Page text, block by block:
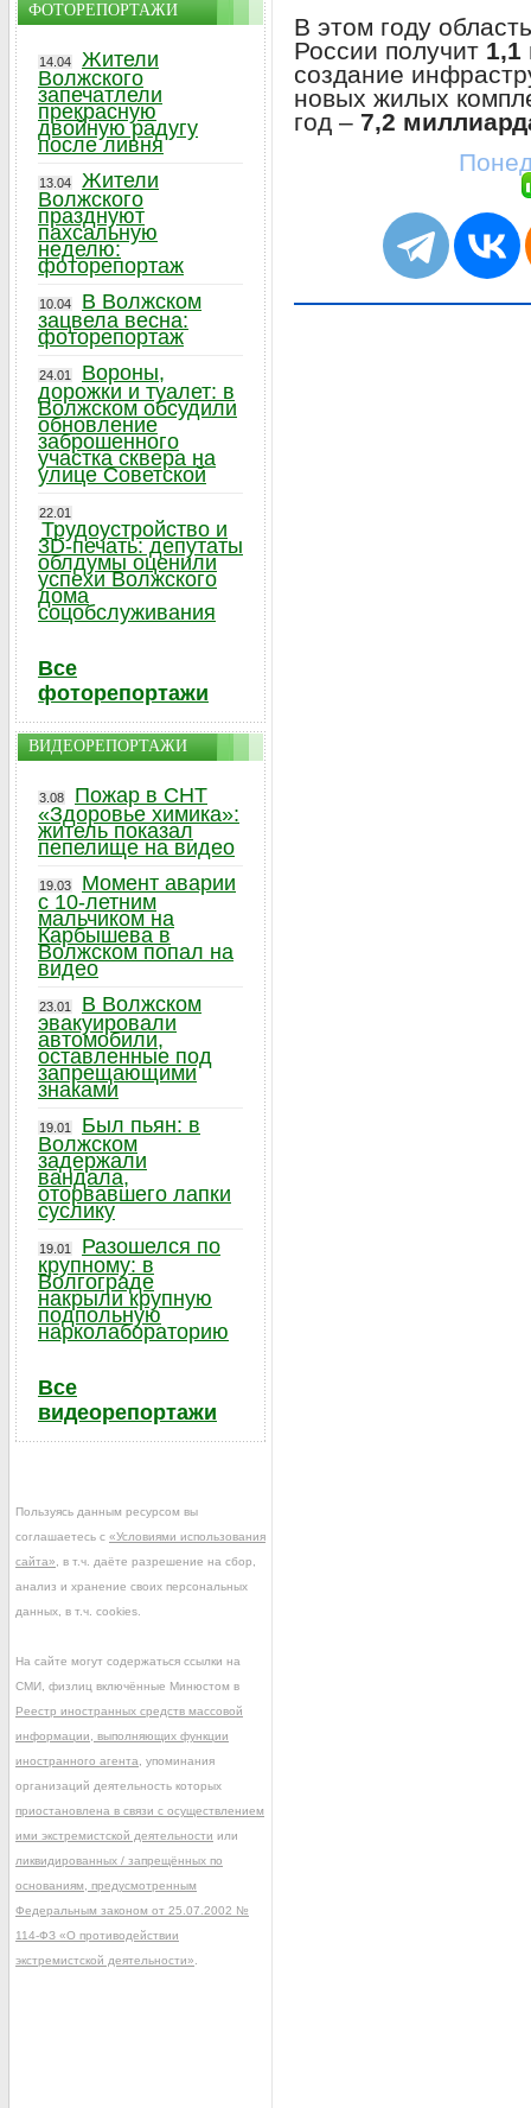
В этом году
России получит 1,1
создание
новых жилых
год – 7,2
ФОТОРЕПОРТАЖИ
14.04
Жители
Волжского
запечатлели
прекрасную
двойную радугу
после ливня
13.04
Жители
Волжского
празднуют
пахсальную
неделю:
фоторепортаж
10.04
В Волжском
зацвела весна:
фоторепортаж
24.01
Вороны,
дорожки и туалет: в
Волжском обсудили
обновление
заброшенного
участка сквера на
улице Советской
22.01
Трудоустройство и
3D-печать: депутаты
облдумы оценили
успехи Волжского
дома
соцобслуживания
Все
фоторепортажи
ВИДЕОРЕПОРТАЖИ
3.08
Пожар в СНТ
«Здоровье химика»:
житель показал
пепелище на видео
19.03
Момент аварии
с 10-летним
мальчиком на
Карбышева в
Волжском попал на
видео
23.01
В Волжском
эвакуировали
автомобили,
оставленные под
запрещающими
знаками
19.01
Был пьян: в
Волжском
задержали
вандала,
оторвавшего лапки
суслику
19.01
Разошелся по
крупному: в
Волгограде
накрыли крупную
подпольную
нарколабораторию
Все
видеорепортажи
Пользуясь данным ресурсом вы
соглашаетесь с «Условиями использования
сайта» , в т.ч. даёте разрешение на сбор,
анализ и хранение своих персональных
данных, в т.ч. cookies.
На сайте могут содержаться ссылки на
СМИ, физлиц включённые Минюстом в
Реестр иностранных средств массовой
информации, выполняющих функции
иностранного агента , упоминания
организаций деятельность которых
приостановлена в связи с осуществлением
ими экстремистской деятельности или
ликвидированных / запрещённых по
основаниям, предусмотренным
Федеральным законом от 25.07.2002 №
114-ФЗ «О противодействии
экстремистской деятельности»